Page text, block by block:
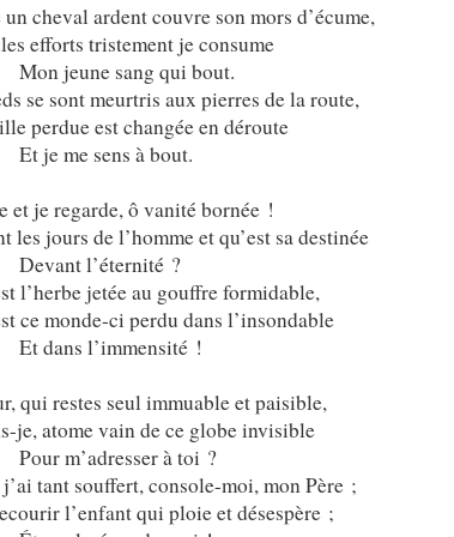
cheval ardent couvre son mors d’écume,
efforts tristement je consume
sang qui bout.
se sont meurtris aux pierres de la route,
perdue est changée en déroute
me sens à bout.
et je regarde, ô vanité bornée !
les jours de l’homme et qu’est sa destinée
l’éternité ?
l’herbe jetée au gouffre formidable,
ce monde-ci perdu dans l’insondable
l’immensité !
qui restes seul immuable et paisible,
je, atome vain de ce globe invisible
m’adresser à toi ?
tant souffert, console-moi, mon Père ;
l’enfant qui ploie et désespère ;